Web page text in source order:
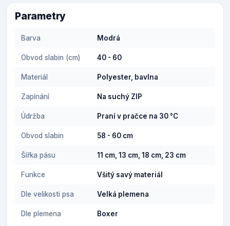
Parametry
Barva Modrá
Obvod slabin (cm) 40 - 60
Materiál Polyester, bavlna
Zapínání Na suchý ZIP
Údržba Praní v pračce na 30 °C
Obvod slabin 58 - 60 cm
Šířka pásu 11 cm, 13 cm, 18 cm, 23 cm
Funkce Všitý savý materiál
Dle velikosti psa Velká plemena
Dle plemena Boxer